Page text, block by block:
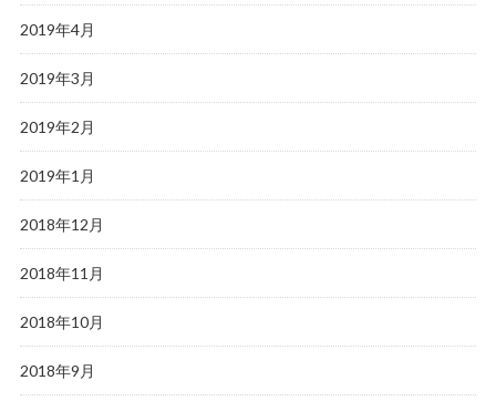
2019年4月
2019年3月
2019年2月
2019年1月
2018年12月
2018年11月
2018年10月
2018年9月